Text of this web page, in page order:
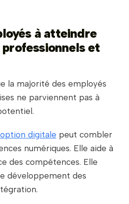
à atteindre
et
la majorité des employés
ne parviennent pas à
digitale peut combler
numériques. Elle aide à
des compétences. Elle
développement des